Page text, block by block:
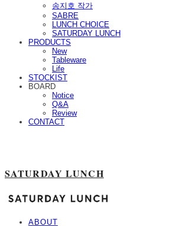
송지호 작가
SABRE
LUNCH CHOICE
SATURDAY LUNCH
PRODUCTS
New
Tableware
Life
STOCKIST
BOARD
Notice
Q&A
Review
CONTACT
SATURDAY LUNCH
ABOUT